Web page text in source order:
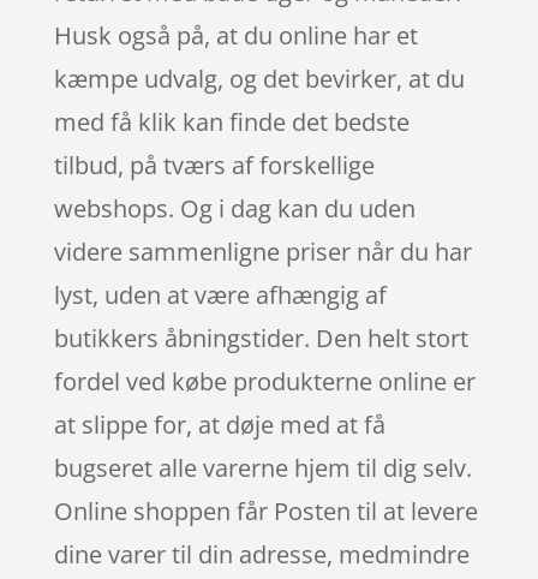
Husk også på, at du online har et
kæmpe udvalg, og det bevirker, at du
med få klik kan finde det bedste
tilbud, på tværs af forskellige
webshops. Og i dag kan du uden
videre sammenligne priser når du har
lyst, uden at være afhængig af
butikkers åbningstider. Den helt stort
fordel ved købe produkterne online er
at slippe for, at døje med at få
bugseret alle varerne hjem til dig selv.
Online shoppen får Posten til at levere
dine varer til din adresse, medmindre